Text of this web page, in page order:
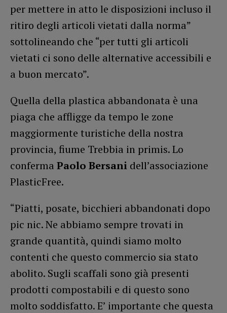
per mettere in atto le disposizioni incluso il
ritiro degli articoli vietati dalla norma”
sottolineando che “per tutti gli articoli
vietati ci sono delle alternative accessibili e
a buon mercato”.
Quella della plastica abbandonata è una
piaga che affligge da tempo le zone
maggiormente turistiche della nostra
provincia, fiume Trebbia in primis. Lo
conferma Paolo Bersani dell’associazione
PlasticFree.
“Piatti, posate, bicchieri abbandonati dopo
pic nic. Ne abbiamo sempre trovati in
grande quantità, quindi siamo molto
contenti che questo commercio sia stato
abolito. Sugli scaffali sono già presenti
prodotti compostabili e di questo sono
molto soddisfatto. E’ importante che questa